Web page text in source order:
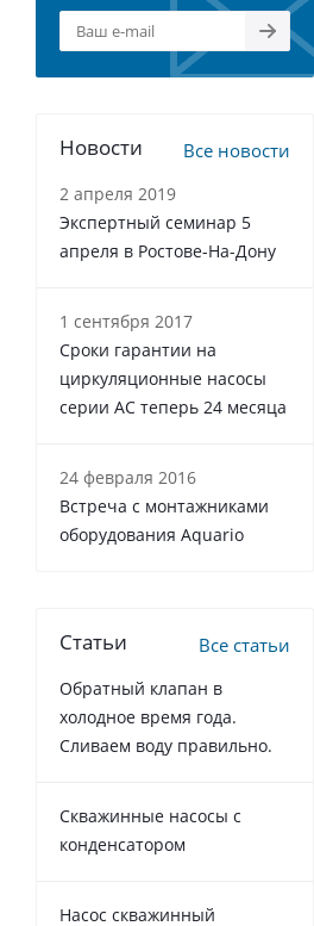
Новости Все новости
2 апреля 2019
Экспертный семинар 5
апреля в Ростове-На-Дону
1 сентября 2017
Сроки гарантии на
циркуляционные насосы
серии АС теперь 24 месяца
24 февраля 2016
Встреча с монтажниками
оборудования Aquario
Статьи Все статьи
Обратный клапан в
холодное время года.
Сливаем воду правильно.
Cкважинные насосы с
конденсатором
Насос скважинный